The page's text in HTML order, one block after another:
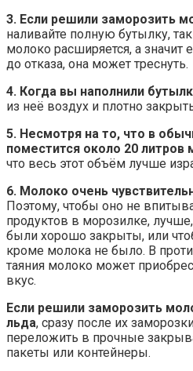
3. Если решили заморозить
наливайте полную бутылку,
молоко расширяется, а значит
до отказа, она может треснуть.
4. Когда вы наполнили
из неё воздух и плотно
5. Несмотря на то, что в
поместится около 20 литров
что весь этот объём лучше
6. Молоко очень
Поэтому, чтобы оно не
продуктов в морозилке,
были хорошо закрыты, или
кроме молока не было. В
таяния молоко может
вкус.
Если решили заморозить
льда, сразу после их
переложить в прочные
пакеты или контейнеры.